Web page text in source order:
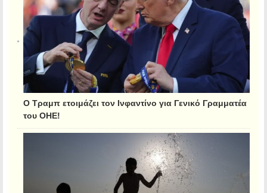
Ο Τραμπ ετοιμάζει τον Ινφαντίνο για Γενικό Γραμματέα
του ΟΗΕ!